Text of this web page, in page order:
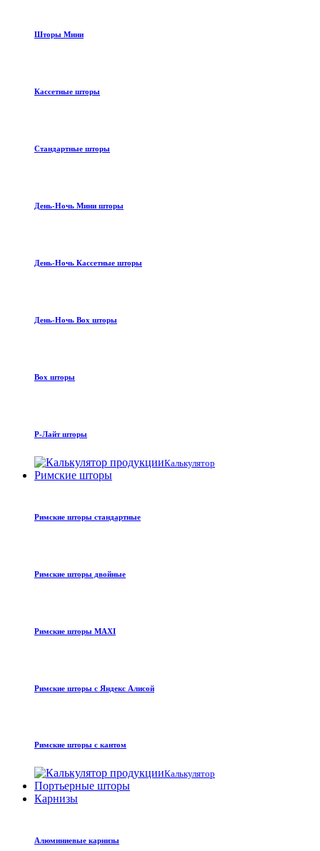
Шторы Мини
Кассетные шторы
Стандартные шторы
День-Ночь Мини шторы
День-Ночь Кассетные шторы
День-Ночь Box шторы
Box шторы
Р-Лайт шторы
Калькулятор
Римские шторы
Римские шторы стандартные
Римские шторы двойные
Римские шторы MAXI
Римские шторы с Яндекс Алисой
Римские шторы с кантом
Калькулятор
Портьерные шторы
Карнизы
Алюминиевые карнизы